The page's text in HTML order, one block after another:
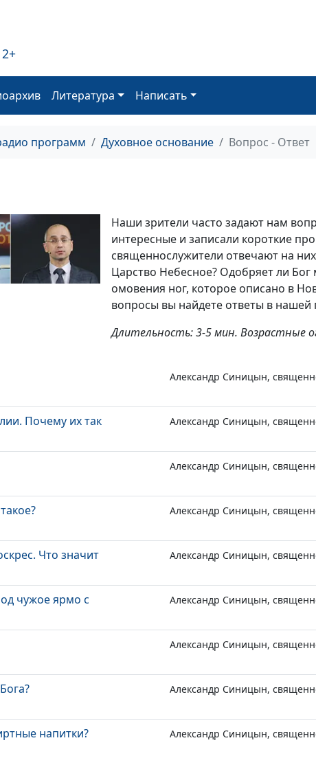
Литература Написать
программ Духовное основание Вопрос - Ответ
Наши зрители часто задают нам
интересные и записали короткие
священнослужители отвечают на
Царство Небесное? Одобряет ли
омовения ног, которое описано в
вопросы вы найдете ответы в нашей
Длительность: 3-5 мин. Возрастные
Александр Синицын,
Почему их так
Александр Синицын,
Александр Синицын,
Александр Синицын,
Что значит
Александр Синицын,
чужое ярмо с
Александр Синицын,
Александр Синицын,
Александр Синицын,
напитки? Александр Синицын,